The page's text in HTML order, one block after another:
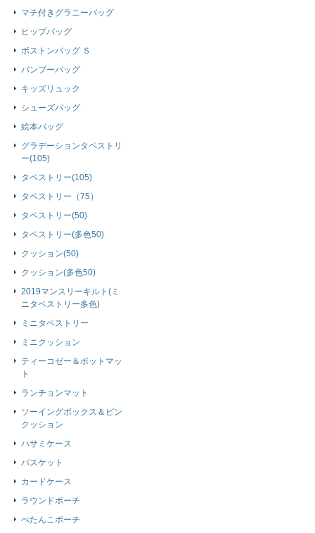
マチ付きグラニーバッグ
ヒップバッグ
ボストンバッグ Ｓ
バンブーバッグ
キッズリュック
シューズバッグ
絵本バッグ
グラデーションタペストリ
ー(105)
タペストリー(105)
タペストリー（75）
タペストリー(50)
タペストリー(多色50)
クッション(50)
クッション(多色50)
2019マンスリーキルト(ミ
ニタペストリー多色)
ミニタペストリー
ミニクッション
ティーコゼー＆ポットマッ
ト
ランチョンマット
ソーイングボックス＆ピン
クッション
ハサミケース
バスケット
カードケース
ラウンドポーチ
ぺたんこポーチ